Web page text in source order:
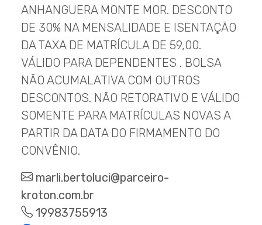
ANHANGUERA MONTE MOR. DESCONTO
DE 30% NA MENSALIDADE E ISENTAÇÃO
DA TAXA DE MATRÍCULA DE 59,00.
VÁLIDO PARA DEPENDENTES . BOLSA
NÃO ACUMALATIVA COM OUTROS
DESCONTOS. NÃO RETORATIVO E VÁLIDO
SOMENTE PARA MATRÍCULAS NOVAS A
PARTIR DA DATA DO FIRMAMENTO DO
CONVÊNIO.
marli.bertoluci@parceiro-
kroton.com.br
19983755913